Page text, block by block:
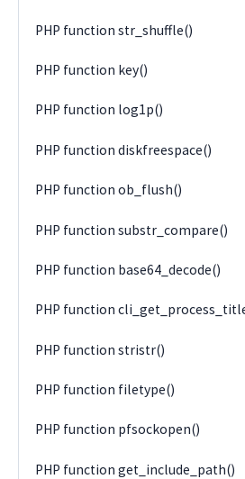
PHP function str_shuffle()
PHP function key()
PHP function log1p()
PHP function diskfreespace()
PHP function ob_flush()
PHP function substr_compare()
PHP function base64_decode()
PHP function
PHP function stristr()
PHP function filetype()
PHP function pfsockopen()
PHP function get_include_path()